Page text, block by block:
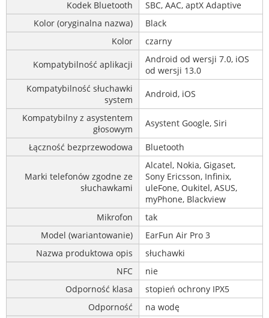
Kodek Bluetooth
SBC, AAC, aptX Adaptive
Kolor (oryginalna nazwa)
Black
Kolor
czarny
Kompatybilność aplikacji
Android od wersji 7.0, iOS
od wersji 13.0
Kompatybilność słuchawki
system
Android, iOS
Kompatybilny z asystentem
głosowym
Asystent Google, Siri
Łączność bezprzewodowa Bluetooth
Marki telefonów zgodne ze
słuchawkami
Alcatel, Nokia, Gigaset,
Sony Ericsson, Infinix,
uleFone, Oukitel, ASUS,
myPhone, Blackview
Mikrofon
tak
Model (wariantowanie)
EarFun Air Pro 3
Nazwa produktowa opis
słuchawki
NFC
nie
Odporność klasa
stopień ochrony IPX5
Odporność
na wodę